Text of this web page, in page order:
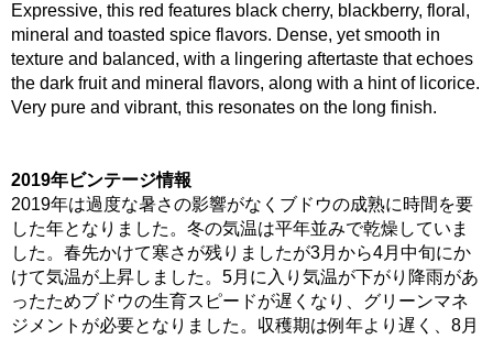
Expressive, this red features black cherry, blackberry, floral,
mineral and toasted spice flavors. Dense, yet smooth in
texture and balanced, with a lingering aftertaste that echoes
the dark fruit and mineral flavors, along with a hint of licorice.
Very pure and vibrant, this resonates on the long finish.
2019年ビンテージ情報
2019年は過度な暑さの影響がなくブドウの成熟に時間を要
した年となりました。冬の気温は平年並みで乾燥していま
した。春先かけて寒さが残りましたが3月から4月中旬にか
けて気温が上昇しました。5月に入り気温が下がり降雨があ
ったためブドウの生育スピードが遅くなり、グリーンマネ
ジメントが必要となりました。収穫期は例年より遅く、8月